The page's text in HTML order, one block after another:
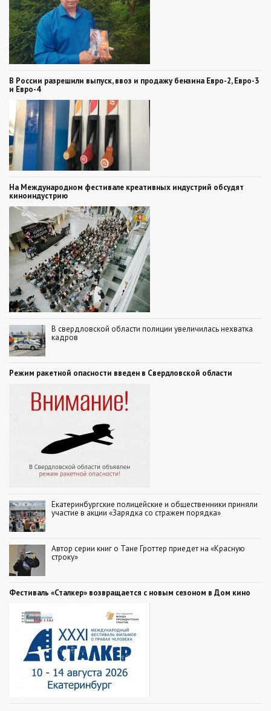
В России разрешили выпуск, ввоз и продажу бензина Евро-2, Евро-3
и Евро-4
На Международном фестивале креативных индустрий обсудят
киноиндустрию
В свердловской области полиции увеличилась нехватка
кадров
Режим ракетной опасности введен в Свердловской области
Екатеринбургские полицейские и общественники приняли
участие в акции «Зарядка со стражем порядка»
Автор серии книг о Тане Гроттер приедет на «Красную
строку»
Фестиваль «Сталкер» возвращается с новым сезоном в Дом кино